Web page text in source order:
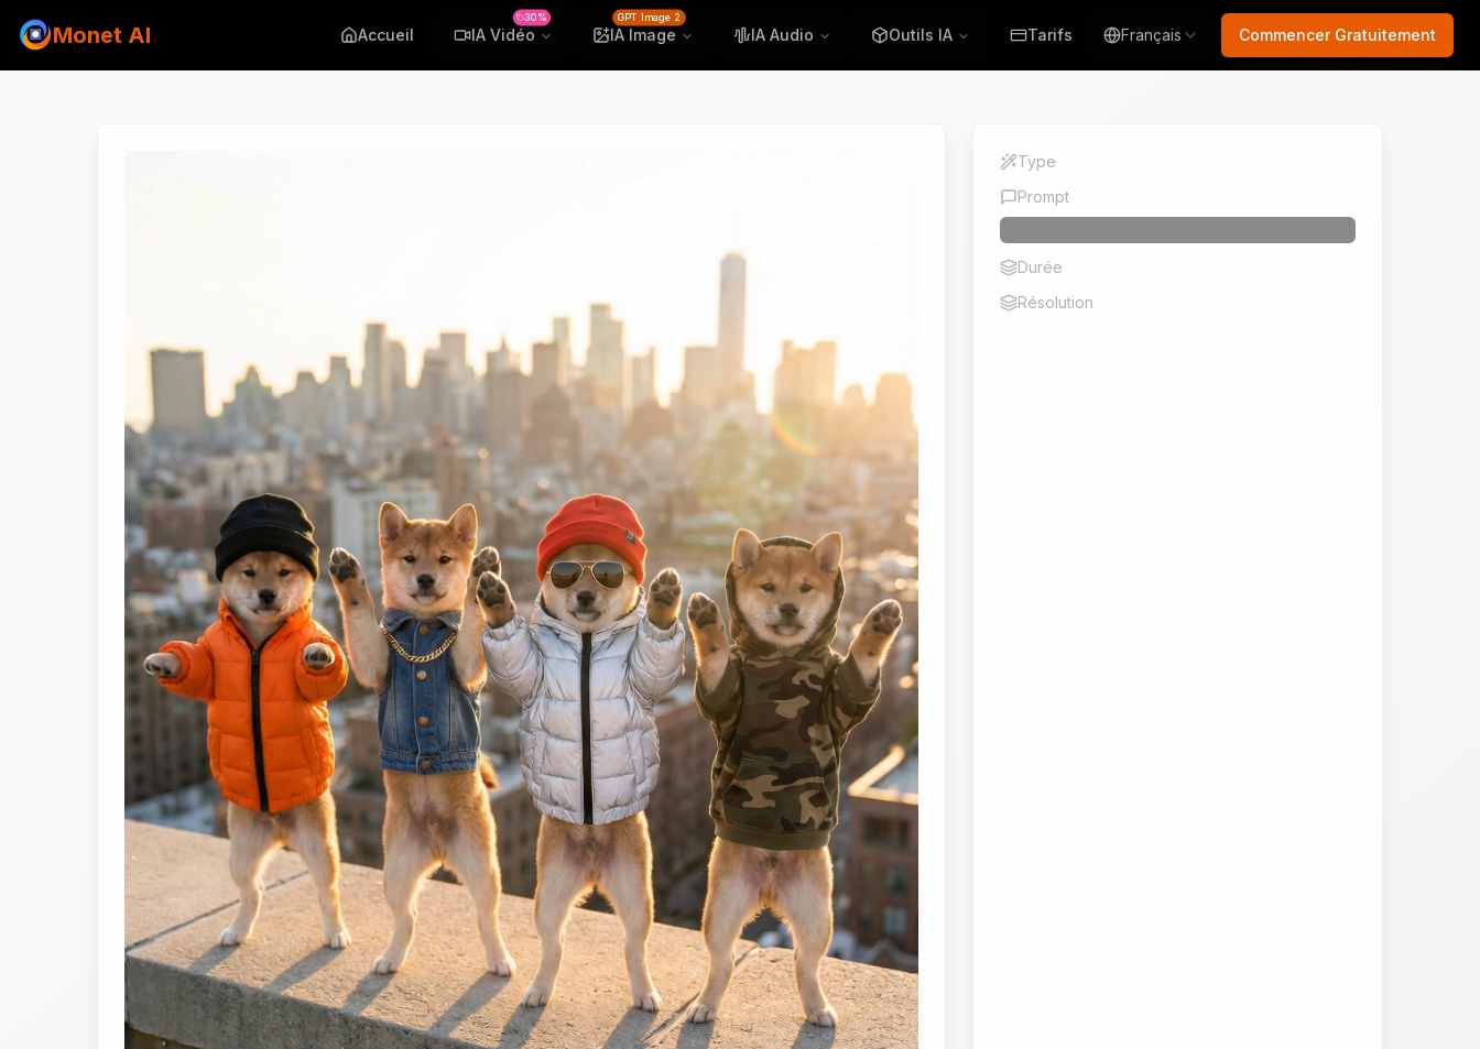
Monet AI Accueil IA Vidéo
30%
IA Image
GPT Image 2
IA Audio Outils IA Tarifs Français Commencer Gratuitement
Type
Prompt
Durée
Résolution